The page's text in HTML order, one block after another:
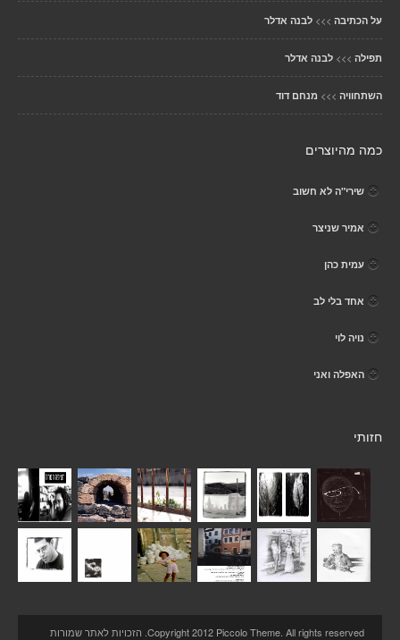
על הכתיבה >>> לבנה אדלר
תפילה >>> לבנה אדלר
השתחוויה >>> מנחם דוד
כמה מהיוצרים
שירי"ה לא חשוב
אמיר שניצר
עמית כהן
אחד בלי לב
נויה לוי
האפלה ואני
חזותי
Copyright 2012 Piccolo Theme. All rights reserved. הזכויות לאתר שמורות